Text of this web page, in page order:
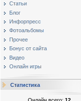
Статьи
Блог
Инфорпресс
Фотоальбомы
Прочее
Бонус от сайта
Видео
Онлайн игры
Статистика